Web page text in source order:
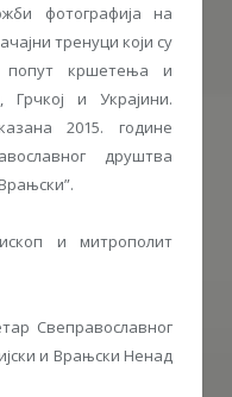
фотографија на
тренуци који су
кршетења и
Грчкој и Украјини.
2015. године
друштва
и митрополит
Свеправославног
и Врањски Ненад